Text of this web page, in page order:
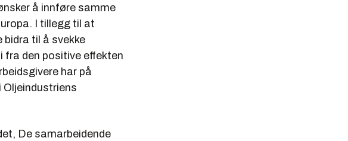
å innføre samme
I tillegg til at
til å svekke
fra den positive effekten
har på
De samarbeidende